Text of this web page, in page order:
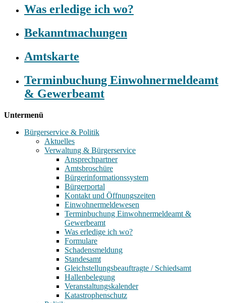
Was erledige ich wo?
Bekanntmachungen
Amtskarte
Terminbuchung Einwohnermeldeamt
& Gewerbeamt
Untermenü
Bürgerservice & Politik
Aktuelles
Verwaltung & Bürgerservice
Ansprechpartner
Amtsbroschüre
Bürgerinformationssystem
Bürgerportal
Kontakt und Öffnungszeiten
Einwohnermeldewesen
Terminbuchung Einwohnermeldeamt &
Gewerbeamt
Was erledige ich wo?
Formulare
Schadensmeldung
Standesamt
Gleichstellungsbeauftragte / Schiedsamt
Hallenbelegung
Veranstaltungskalender
Katastrophenschutz